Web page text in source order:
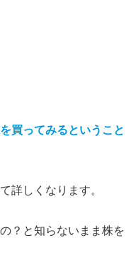
買ってみるということ
詳しくなります。
？と知らないまま株を